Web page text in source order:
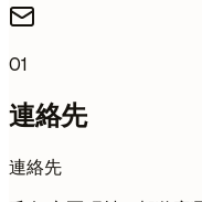
01
連絡先
連絡先